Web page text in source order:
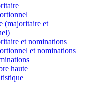
(majoritaire et
et nominations
et nominations
haute